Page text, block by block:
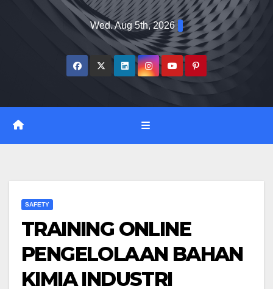
Wed. Aug 5th, 2026
SAFETY
TRAINING ONLINE
PENGELOLAAN BAHAN
KIMIA INDUSTRI